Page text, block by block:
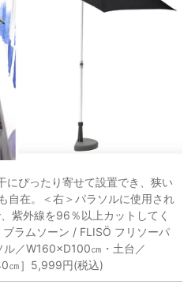
にぴったり寄せて設置でき、狭い
自在。＜右＞パラソルに使用され
紫外線を96％以上カットしてく
ラムソーン / FLISÖ フリソーパ
ル／W160×D100㎝・土台／
㎝］5,999円(税込)